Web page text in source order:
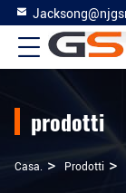
prodotti
Casa. > Prodotti >